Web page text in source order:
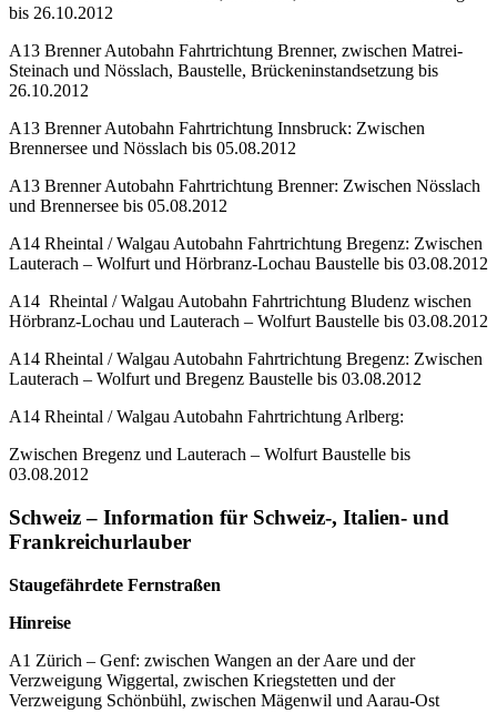
bis 26.10.2012
A13 Brenner Autobahn Fahrtrichtung Brenner, zwischen Matrei-
Steinach und Nösslach, Baustelle, Brückeninstandsetzung bis
26.10.2012
A13 Brenner Autobahn Fahrtrichtung Innsbruck: Zwischen
Brennersee und Nösslach bis 05.08.2012
A13 Brenner Autobahn Fahrtrichtung Brenner: Zwischen Nösslach
und Brennersee bis 05.08.2012
A14 Rheintal / Walgau Autobahn Fahrtrichtung Bregenz: Zwischen
Lauterach – Wolfurt und Hörbranz-Lochau Baustelle bis 03.08.2012
A14 Rheintal / Walgau Autobahn Fahrtrichtung Bludenz wischen
Hörbranz-Lochau und Lauterach – Wolfurt Baustelle bis 03.08.2012
A14 Rheintal / Walgau Autobahn Fahrtrichtung Bregenz: Zwischen
Lauterach – Wolfurt und Bregenz Baustelle bis 03.08.2012
A14 Rheintal / Walgau Autobahn Fahrtrichtung Arlberg:
Zwischen Bregenz und Lauterach – Wolfurt Baustelle bis
03.08.2012
Schweiz – Information für Schweiz-, Italien- und
Frankreichurlauber
Staugefährdete Fernstraßen
Hinreise
A1 Zürich – Genf: zwischen Wangen an der Aare und der
Verzweigung Wiggertal, zwischen Kriegstetten und der
Verzweigung Schönbühl, zwischen Mägenwil und Aarau-Ost